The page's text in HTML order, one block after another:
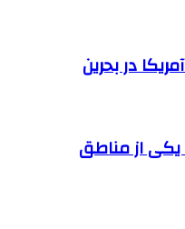
در بحرین
از مناطق